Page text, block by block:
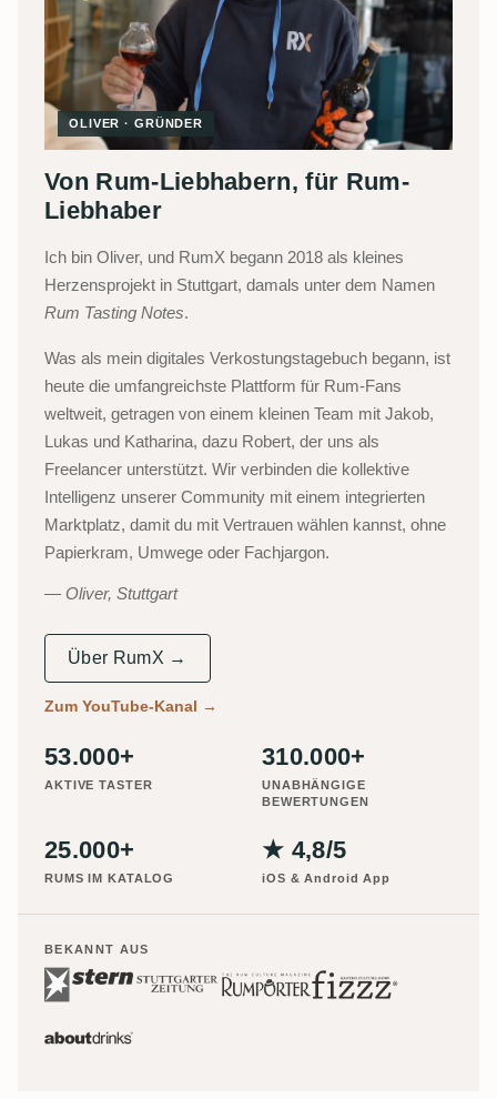
OLIVER · GRÜNDER
Von Rum-Liebhabern, für Rum-
Liebhaber
Ich bin Oliver, und RumX begann 2018 als kleines
Herzensprojekt in Stuttgart, damals unter dem Namen
Rum Tasting Notes.
Was als mein digitales Verkostungstagebuch begann, ist
heute die umfangreichste Plattform für Rum-Fans
weltweit, getragen von einem kleinen Team mit Jakob,
Lukas und Katharina, dazu Robert, der uns als
Freelancer unterstützt. Wir verbinden die kollektive
Intelligenz unserer Community mit einem integrierten
Marktplatz, damit du mit Vertrauen wählen kannst, ohne
Papierkram, Umwege oder Fachjargon.
Oliver, Stuttgart
Über RumX →
Zum YouTube-Kanal →
53.000+
AKTIVE TASTER
310.000+
UNABHÄNGIGE
BEWERTUNGEN
25.000+
RUMS IM KATALOG
★ 4,8/5
iOS & Android App
BEKANNT AUS